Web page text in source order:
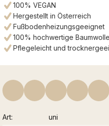
100% VEGAN
Hergestellt in Österreich
Fußbodenheizungsgeeignet
100% hochwertige Baumwolle
Pflegeleicht und
Art uni